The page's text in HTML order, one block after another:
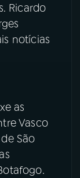
Ricardo
notícias
as
Vasco
São